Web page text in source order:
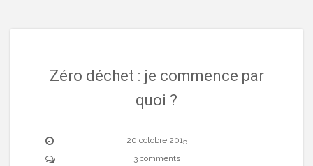
Zéro déchet : je commence par
quoi ?
20 octobre 2015
3 comments